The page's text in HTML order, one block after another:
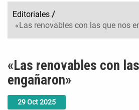
Editoriales /
«Las renovables con las que nos
29Oct2025
«Las renovables con
engañaron»